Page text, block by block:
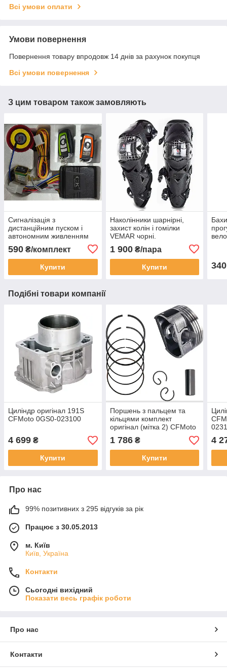
Всі умови оплати
Умови повернення
Повернення товару впродовж 14 днів за рахунок покупця
Всі умови повернення
З цим товаром також замовляють
Сигналізація з
дистанційним пуском і
автономним живленням
590 ₴/комплект
Купити
Наколінники шарнірні,
захист колін і гомілки
VEMAR чорні.
1 900₴/пара
Купити 340
Подібні товари компанії
Циліндр оригінал 191S
CFMoto 0GS0-023100
4 699 ₴
Купити
Поршень з пальцем та
кільцями комплект
оригінал (мітка 2) CFMoto
0800-0400B0-0002
1 786₴
Купити
4
Про нас
99% позитивних з 295 відгуків за рік
Працює з 30.05.2013
м. Київ
Київ, Україна
Контакти
Сьогодні вихідний
Показати весь графік роботи
Про нас
Контакти